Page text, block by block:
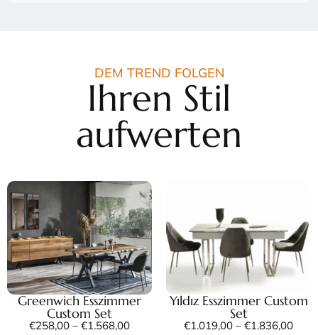
DEM TREND FOLGEN
Ihren Stil
aufwerten
Greenwich Esszimmer
Custom Set
€258,00 – €1.568,00
Yıldız Esszimmer Custom
Set
€1.019,00 – €1.836,00